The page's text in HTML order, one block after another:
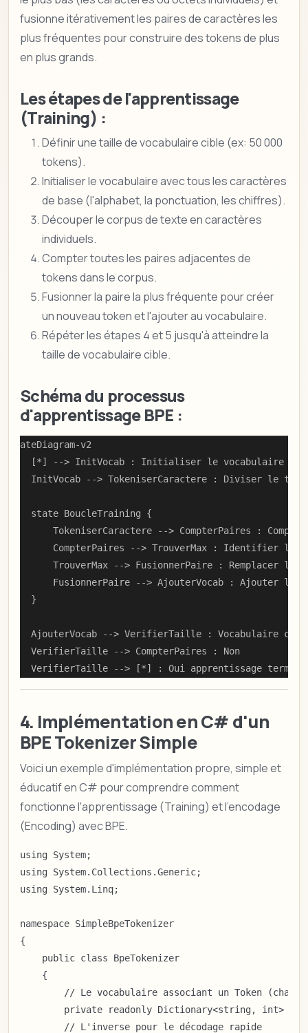
fusionne itérativement les paires de caractères les
plus fréquentes pour construire des tokens de plus
en plus grands.
Les étapes de l'apprentissage
(Training) :
Définir une taille de vocabulaire cible (ex: 50 000
tokens).
Initialiser le vocabulaire avec tous les caractères
de base (l'alphabet, la ponctuation, les chiffres).
Découper le corpus de texte en caractères
individuels.
Compter toutes les paires adjacentes de
tokens dans le corpus.
Fusionner la paire la plus fréquente pour créer
un nouveau token et l'ajouter au vocabulaire.
Répéter les étapes 4 et 5 jusqu'à atteindre la
taille de vocabulaire cible.
Schéma du processus
d'apprentissage BPE :
stateDiagram-v2
[*] --> InitVocab : Initialiser le vocabulaire
InitVocab --> TokeniserCaractere : Diviser le
    state BoucleTraining {
TokeniserCaractere --> CompterPaires :
CompterPaires --> TrouverMax : Identifier la
TrouverMax --> FusionnerPaire : Remplacer la
FusionnerPaire --> AjouterVocab : Ajouter le
    }
AjouterVocab --> VerifierTaille : Vocabulaire
    VerifierTaille --> CompterPaires : Non
    VerifierTaille --> [*] : Oui apprentissage termine
4. Implémentation en C# d'un
BPE Tokenizer Simple
Voici un exemple d'implémentation propre, simple et
éducatif en C# pour comprendre comment
fonctionne l'apprentissage (Training) et l'encodage
(Encoding) avec BPE.
using System;
using System.Collections.Generic;
using System.Linq;
namespace SimpleBpeTokenizer
{
    public class BpeTokenizer
    {
// Le vocabulaire associant un Token
private readonly Dictionary<string, int>
        // L'inverse pour le décodage rapide